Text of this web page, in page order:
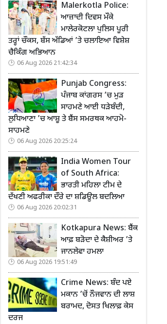
Malerkotla Police:
ਆਜ਼ਾਦੀ ਦਿਵਸ ਮੌਕੇ
ਮਾਲੇਰਕੋਟਲਾ ਪੁਲਿਸ ਪੂਰੀ
ਤਰ੍ਹਾਂ ਚੌਕਸ, ਬੱਸ ਅੱਡਿਆਂ ’ਤੇ ਚਲਾਇਆ ਵਿਸ਼ੇਸ਼
ਚੈਕਿੰਗ ਅਭਿਆਨ
06 Aug 2026 21:42:34
Punjab Congress:
ਪੰਜਾਬ ਕਾਂਗਰਸ ’ਚ ਮੁੜ
ਸਾਹਮਣੇ ਆਈ ਧੜੇਬੰਦੀ,
ਲੁਧਿਆਣਾ ’ਚ ਆਸ਼ੂ ਤੇ ਬੈਂਸ ਸਮਰਥਕ ਆਹਮੋ-
ਸਾਹਮਣੇ
06 Aug 2026 20:25:24
India Women Tour
of South Africa:
ਭਾਰਤੀ ਮਹਿਲਾ ਟੀਮ ਦੇ
ਦੱਖਣੀ ਅਫਰੀਕਾ ਦੌਰੇ ਦਾ ਸ਼ਡਿਊਲ ਬਦਲਿਆ
06 Aug 2026 20:02:31
Kotkapura News: ਬੈਂਕ
ਆਫ਼ ਬੜੋਦਾ ਦੇ ਕੈਸ਼ੀਅਰ ’ਤੇ
ਜਾਨਲੇਵਾ ਹਮਲਾ
06 Aug 2026 19:51:49
Crime News: ਬੰਦ ਪਏ
ਮਕਾਨ ’ਚੋਂ ਨੌਜਵਾਨ ਦੀ ਲਾਸ਼
ਬਰਾਮਦ, ਦੋਸਤ ਖਿਲਾਫ਼ ਕੇਸ
ਦਰਜ